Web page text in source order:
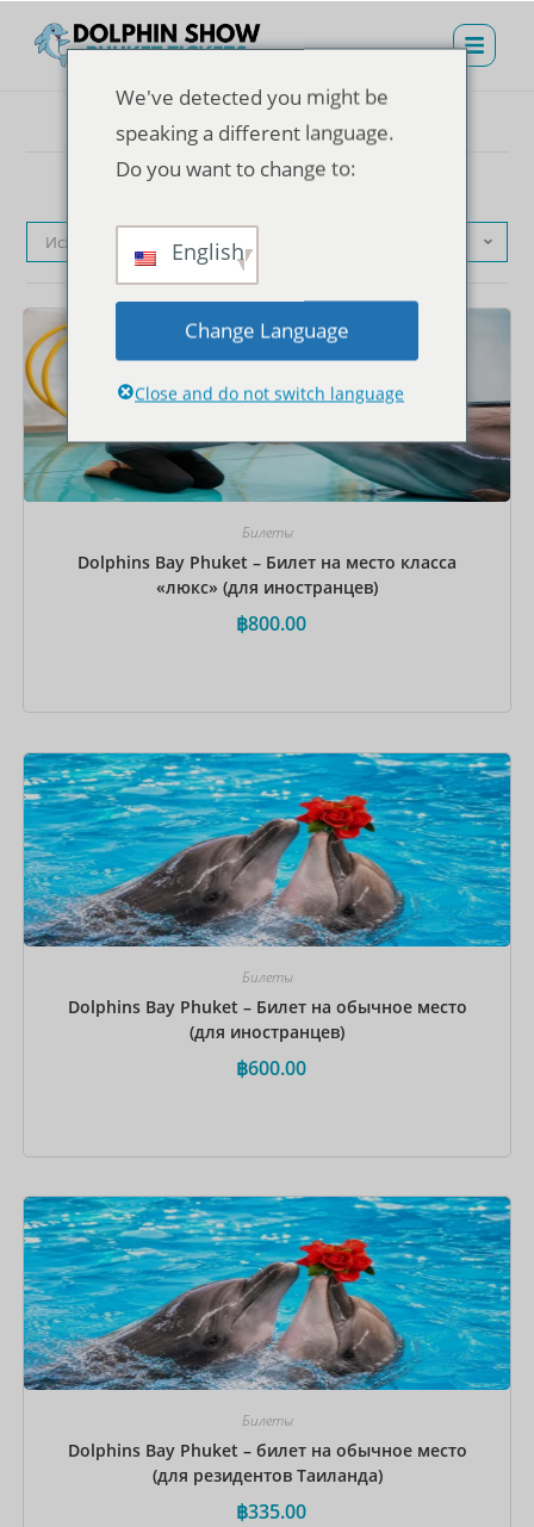
Исходная сортировка
Билеты
Dolphins Bay Phuket – Билет на место класса
«люкс» (для иностранцев)
฿800.00
Забронировать сейчас
Билеты
Dolphins Bay Phuket – Билет на обычное место
(для иностранцев)
฿600.00
Забронировать сейчас
Билеты
Dolphins Bay Phuket – билет на обычное место
(для резидентов Таиланда)
฿335.00
We've detected you might be
speaking a different language.
Do you want to change to:
English
Change Language
Close and do not switch language